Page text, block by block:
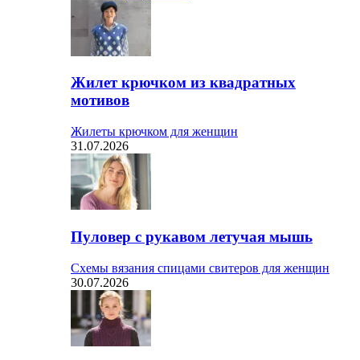
Жилет крючком из квадратных
мотивов
Жилеты крючком для женщин
31.07.2026
Пуловер с рукавом летучая мышь
Схемы вязания спицами свитеров для женщин
30.07.2026